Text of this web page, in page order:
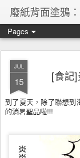
Pages
JUL
15 [食記
到了夏天，除了聯想到
的消暑聖品啦!!!